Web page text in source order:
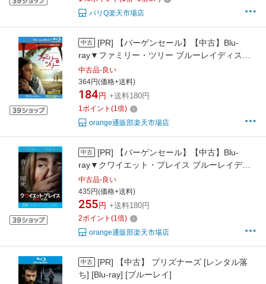
バリQ楽天市場店
中古 [PR]
【バーゲンセール】【中古】Blu-
ray▼ファミリー・ツリー ブルーレイディスク
レンタル落ち
中古品-良い
364円(価格+送料)
184 円 +送料180円
1ポイント (1倍)
orange通販部楽天市場店
中古 [PR]
【バーゲンセール】【中古】Blu-
ray▼クワイエット・プレイス ブルーレイディ
スク レンタル落ち
中古品-良い
435円(価格+送料)
255 円 +送料180円
2ポイント (1倍)
orange通販部楽天市場店
中古 [PR]
【中古】 プリズナーズ [レンタル落
ち] [Blu-ray] [ブルーレイ]